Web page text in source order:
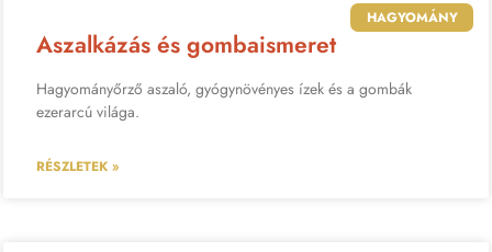
HAGYOMÁNY
Aszalkázás és gombaismeret
Hagyományőrző aszaló, gyógynövényes ízek és a gombák
ezerarcú világa.
RÉSZLETEK »